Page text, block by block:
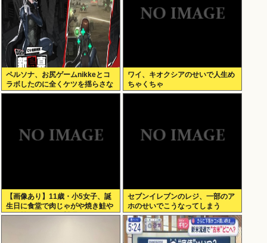
ペルソナ、お尻ゲームnikkeとコ
ラボしたのに全くケツを揺らさな
いため炎上
ワイ、キオクシアのせいで人生め
ちゃくちゃ
【画像あり】11歳・小5女子、誕
生日に食堂で肉じゃがや焼き鮭や
玉子焼きなど一品料理をオジサン
セブンイレブンのレジ、一部のア
ホのせいでこうなってしまう